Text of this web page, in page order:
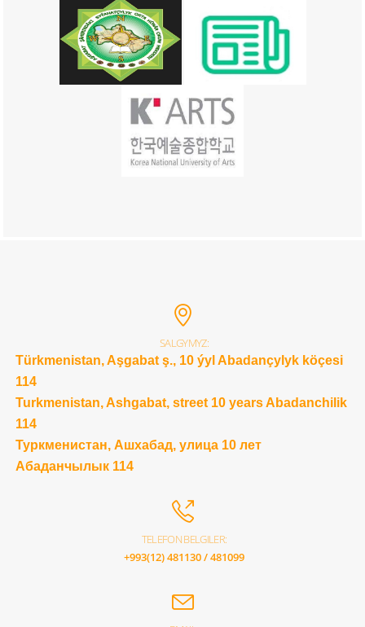
SALGYMYZ:
Türkmenistan, Aşgabat ş., 10 ýyl Abadançylyk köçesi
114
Turkmenistan, Ashgabat, street 10 years Abadanchilik
114
Туркменистан, Ашхабад, улица 10 лет
Абаданчылык 114
TELEFON BELGILER:
+993(12) 481130 / 481099